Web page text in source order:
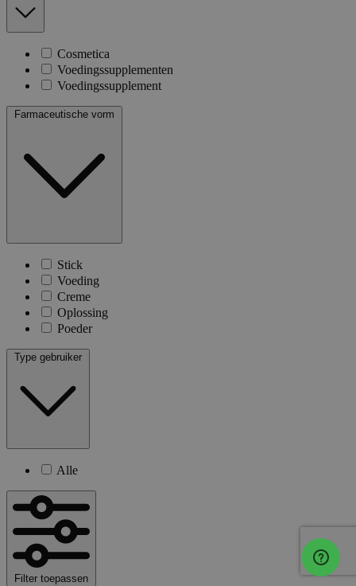
Cosmetica
Voedingssupplementen
Voedingssupplement
Farmaceutische vorm
Stick
Voeding
Creme
Oplossing
Poeder
Type gebruiker
Alle
Filter toepassen